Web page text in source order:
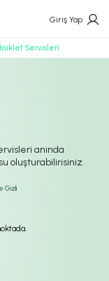
Giriş Yap
Servisleri
anında
oluşturabilirisiniz.
Gizli